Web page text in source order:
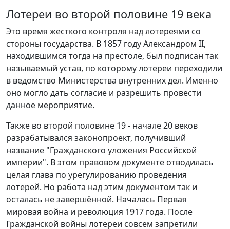
Лотереи во второй половине 19 века
Это время жесткого контроля над лотереями со
стороны государства. В 1857 году Александром II,
находившимся тогда на престоле, был подписан так
называемый устав, по которому лотереи переходили
в ведомство Министерства внутренних дел. Именно
оно могло дать согласие и разрешить провести
данное мероприятие.
Также во второй половине 19 - начале 20 веков
разрабатывался законопроект, получивший
название "Гражданского уложения Российской
империи". В этом правовом документе отводилась
целая глава по урегулированию проведения
лотерей. Но работа над этим документом так и
осталась не завершённой. Началась Первая
мировая война и революция 1917 года. После
Гражданской войны лотереи совсем запретили